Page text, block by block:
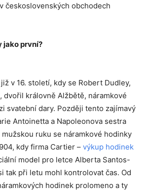
československých obchodech
jako první?
v 16. století, kdy se Robert Dudley,
dvořil královně Alžbětě, náramkové
svatební dary. Později tento zajímavý
Antoinetta a Napoleonova sestra
ruku se náramkové hodinky
kdy firma Cartier – výkup hodinek
model pro letce Alberta Santos-
tak při letu mohl kontrolovat čas. Od
hodinek prolomeno a ty